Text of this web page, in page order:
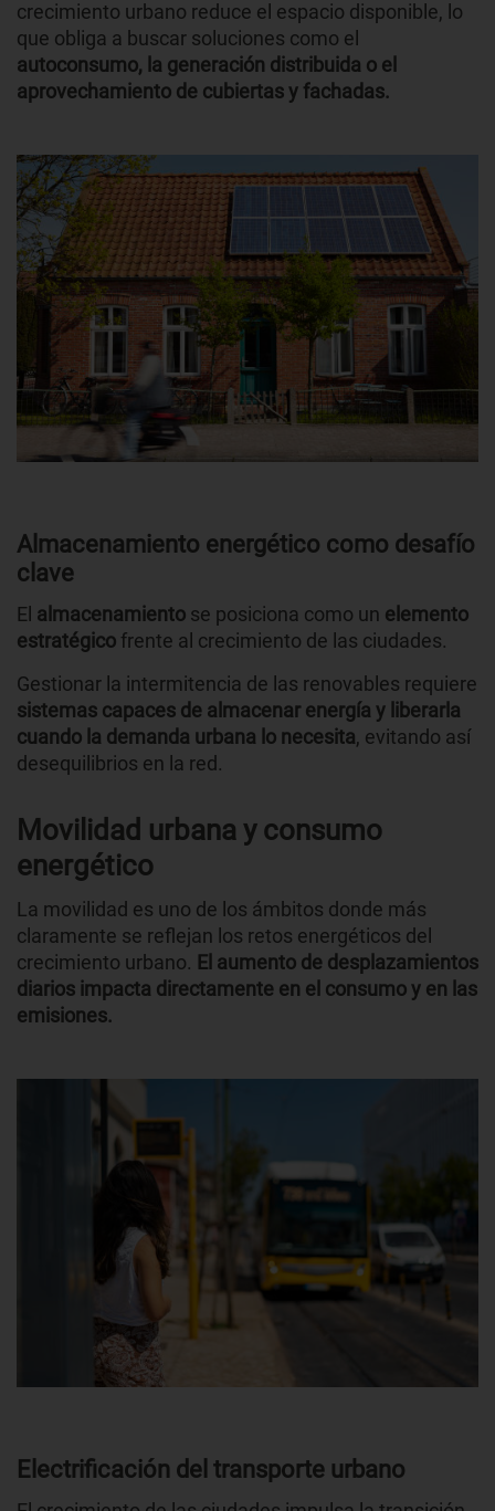
crecimiento urbano reduce el espacio disponible, lo
que obliga a buscar soluciones como el
autoconsumo, la generación distribuida o el
aprovechamiento de cubiertas y fachadas.
Almacenamiento energético como desafío
clave
El almacenamiento se posiciona como un elemento
estratégico frente al crecimiento de las ciudades.
Gestionar la intermitencia de las renovables requiere
sistemas capaces de almacenar energía y liberarla
cuando la demanda urbana lo necesita, evitando así
desequilibrios en la red.
Movilidad urbana y consumo
energético
La movilidad es uno de los ámbitos donde más
claramente se reflejan los retos energéticos del
crecimiento urbano. El aumento de desplazamientos
diarios impacta directamente en el consumo y en las
emisiones.
Electrificación del transporte urbano